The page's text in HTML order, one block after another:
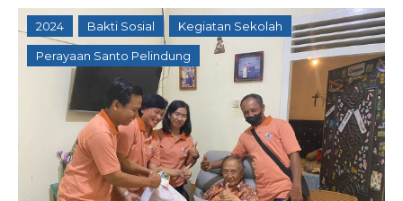
2024 Bakti Sosial Kegiatan Sekolah
Perayaan Santo Pelindung